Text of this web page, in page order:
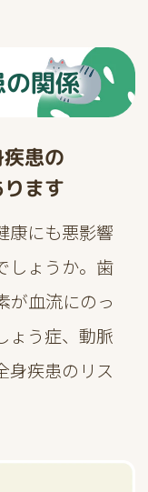
関係
患の
ます
康にも悪影響
しょうか。歯
が血流にのっ
ょう症、動脈
身疾患のリス